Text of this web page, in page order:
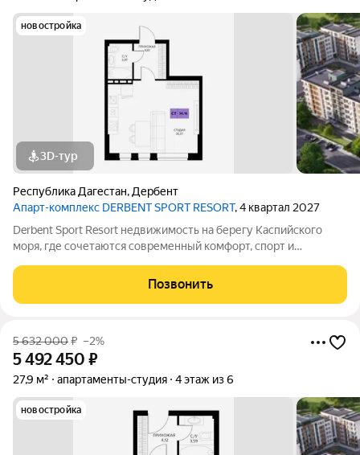
новостройка
3D-тур
Республика Дагестан, Дербент
Апарт-комплекс DERBENT SPORT RESORT, 4 квартал 2027
Derbent Sport Resort недвижимость на берегу Каспийского
моря, где сочетаются современный комфорт, спорт и
учитывают все потребности современных
Позвонить
5 632 000₽ –2%
5 492 450 ₽
27,9 м² апартаменты-студия 4 этаж из 6
новостройка